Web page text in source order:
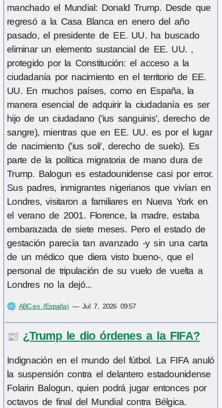
manchado el Mundial: Donald Trump. Desde que
regresó a la Casa Blanca en enero del año
pasado, el presidente de EE. UU. ha buscado
eliminar un elemento sustancial de EE. UU. ,
protegido por la Constitución: el acceso a la
ciudadanía por nacimiento en el territorio de EE.
UU. En muchos países, como en España, la
manera esencial de adquirir la ciudadanía es ser
hijo de un ciudadano ('ius sanguinis', derecho de
sangre), mientras que en EE. UU. es por el lugar
de nacimiento ('ius soli', derecho de suelo). Es
parte de la política migratoria de mano dura de
Trump. Balogun es estadounidense casi por error.
Sus padres, inmigrantes nigerianos que vivían en
Londres, visitaron a familiares en Nueva York en
el verano de 2001. Florence, la madre, estaba
embarazada de siete meses. Pero el estado de
gestación parecía tan avanzado -y sin una carta
de un médico que diera visto bueno-, que el
personal de tripulación de su vuelo de vuelta a
Londres no la dejó...
🌐 ABC.es (España)—Jul 7, 2026 09:57
📰 ¿Trump le dio órdenes a la FIFA?
Indignación en el mundo del fútbol. La FIFA anuló
la suspensión contra el delantero estadounidense
Folarin Balogun, quien podrá jugar entonces por
octavos de final del Mundial contra Bélgica.